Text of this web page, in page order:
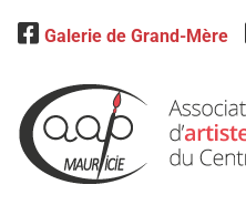
Galerie de Grand-Mère